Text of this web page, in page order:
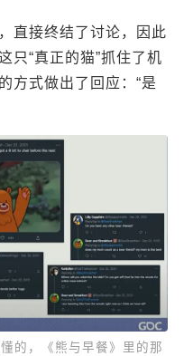
直接终结了讨论，因此
只“真正的猫”抓住了机
方式做出了回应：“是
的，《熊与早餐》里的那